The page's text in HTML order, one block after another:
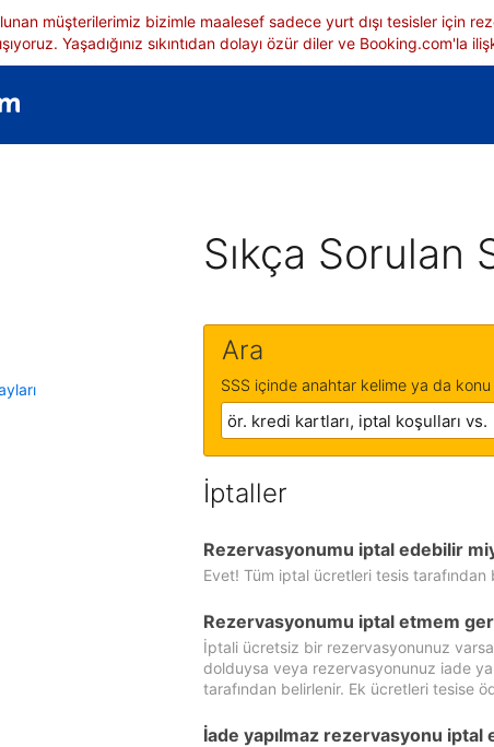
müşterilerimiz bizimle maalesef sadece yurt dışı tesisler için
Yaşadığınız sıkıntıdan dolayı özür diler ve Booking.com'la
Sıkça Sorulan
Ara
SSS içinde anahtar kelime ya da konu
İptaller
Rezervasyonumu iptal edebilir
Evet! Tüm iptal ücretleri tesis
Rezervasyonumu iptal etmem
İptali ücretsiz bir rezervasyonunuz
dolduysa veya rezervasyonunuz iade
tarafından belirlenir. Ek ücretleri tesise
İade yapılmaz rezervasyonu